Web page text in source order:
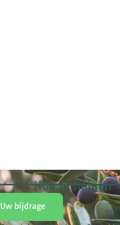
Hoe te helpen
Uw bijdrage